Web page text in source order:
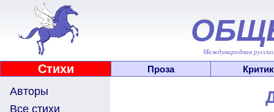
Международная
Стихи Проза
Авторы
Все стихи